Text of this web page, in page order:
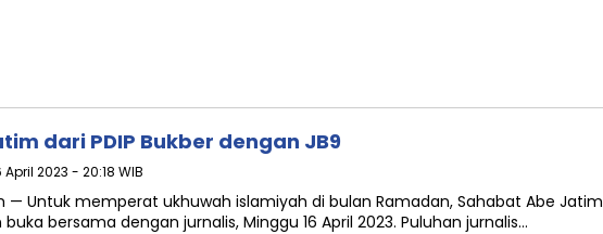
dari PDIP Bukber dengan JB9
April 2023 - 20:18 WIB
— Untuk memperat ukhuwah islamiyah di bulan Ramadan, Sahabat Abe Jatim
bersama dengan jurnalis, Minggu 16 April 2023. Puluhan jurnalis…